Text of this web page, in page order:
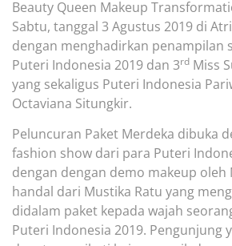
Beauty Queen Makeup
Sabtu, tanggal 3 Agustus 2019 di
dengan menghadirkan penampilan
Puteri Indonesia 2019 dan 3rd Miss
yang sekaligus Puteri Indonesia
Octaviana Situngkir.
Peluncuran Paket Merdeka dibuka
fashion show dari para Puteri
dengan dengan demo makeup oleh
handal dari Mustika Ratu yang
didalam paket kepada wajah
Puteri Indonesia 2019. Pengunjung